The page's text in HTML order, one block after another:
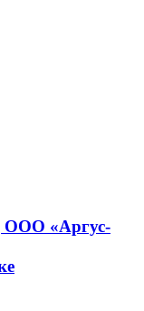
ООО «Аргус-